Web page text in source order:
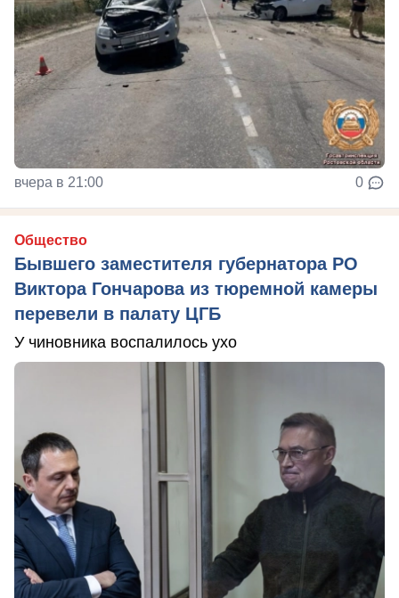
вчера в 21:00 0
Общество
Бывшего заместителя губернатора РО
Виктора Гончарова из тюремной камеры
перевели в палату ЦГБ
У чиновника воспалилось ухо